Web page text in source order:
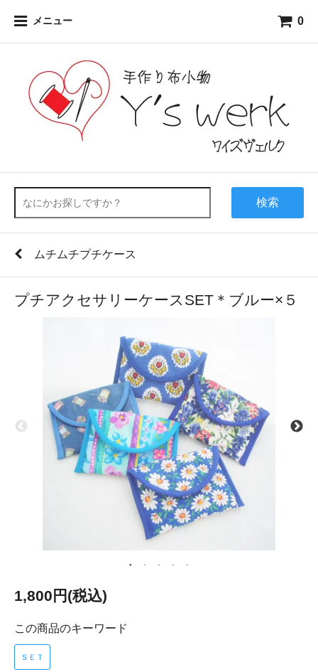
メニュー 0
検索
ムチムチプチケース
プチアクセサリーケースSET＊ブルー×５
1,800円(税込)
この商品のキーワード
ＳＥＴ